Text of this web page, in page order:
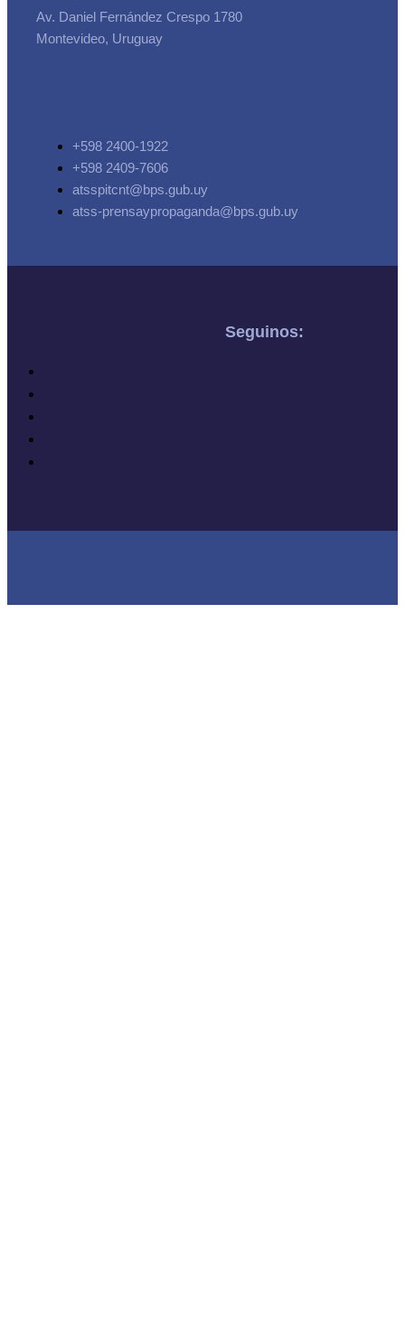
Av. Daniel Fernández Crespo 1780
Montevideo, Uruguay
+598 2400-1922
+598 2409-7606
atsspitcnt@bps.gub.uy
atss-prensaypropaganda@bps.gub.uy
Seguinos: